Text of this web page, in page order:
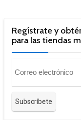
Regístrate y
para las tiendas